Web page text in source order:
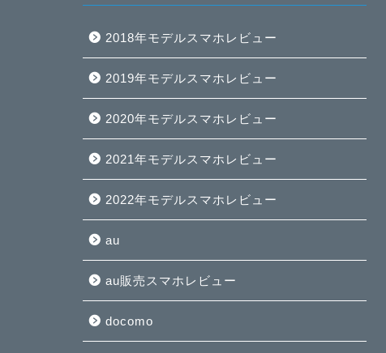
2018年モデルスマホレビュー
2019年モデルスマホレビュー
2020年モデルスマホレビュー
2021年モデルスマホレビュー
2022年モデルスマホレビュー
au
au販売スマホレビュー
docomo